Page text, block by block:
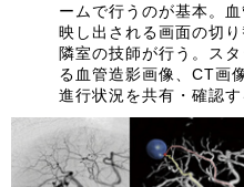
ームで行うのが基本。
映し出される画面の切
隣室の技師が行う。ス
る血管造影画像、CT画
進行状況を共有・確認す